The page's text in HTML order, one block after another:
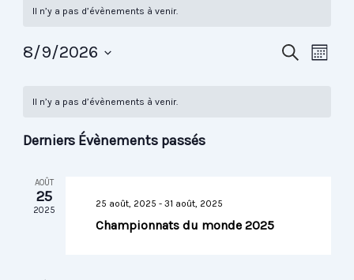
Il n’y a pas d’évènements à venir.
Recherche
Mois
8/9/2026
date.
Calendrier
Évènements
Il n’y a pas d’évènements à venir.
Derniers Évènements passés
AOÛT
25
2025
25 août, 2025 - 31 août, 2025
Championnats du monde 2025